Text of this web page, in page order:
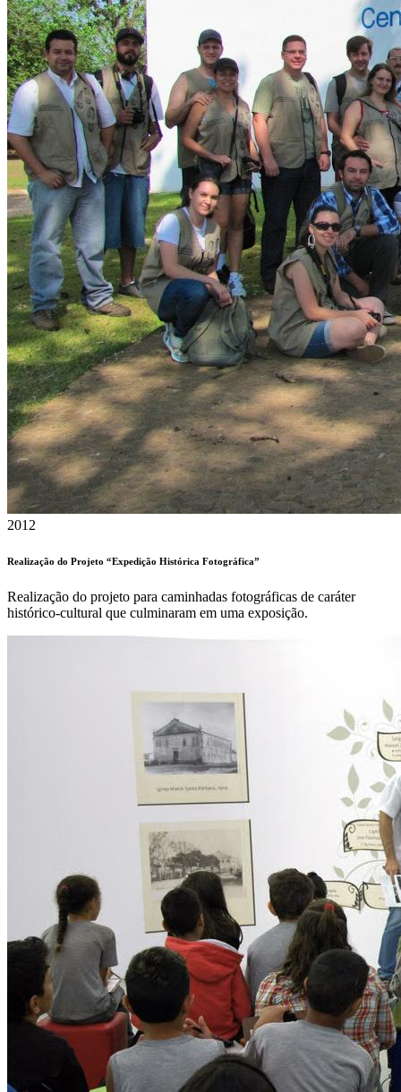
2012
Realização do Projeto “Expedição Histórica Fotográfica”
Realização do projeto para caminhadas fotográficas de caráter
histórico-cultural que culminaram em uma exposição.